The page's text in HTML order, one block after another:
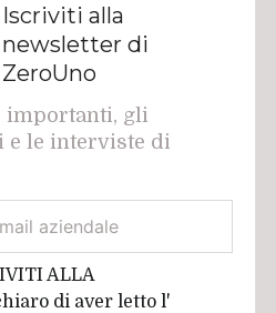
Iscriviti alla
newsletter di
ZeroUno
importanti, gli
e le interviste di
ALLA
di aver letto l'